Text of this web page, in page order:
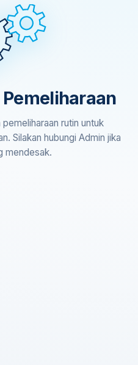
rutin untuk
Silakan hubungi Admin jika
mendesak.